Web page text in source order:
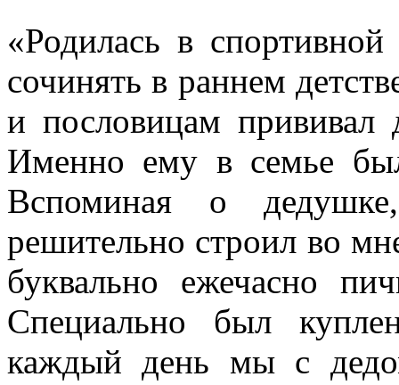
«Родилась в
сочинять в раннем
и пословицам
Именно ему в семье
Вспоминая о
решительно строил во
буквально ежечасно
Специально был
каждый день мы с